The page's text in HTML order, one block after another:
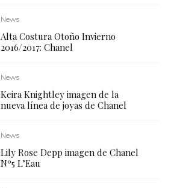
News
Alta Costura Otoño Invierno
2016/2017: Chanel
News
Keira Knightley imagen de la
nueva línea de joyas de Chanel
News
Lily Rose Depp imagen de Chanel
Nº5 L’Eau